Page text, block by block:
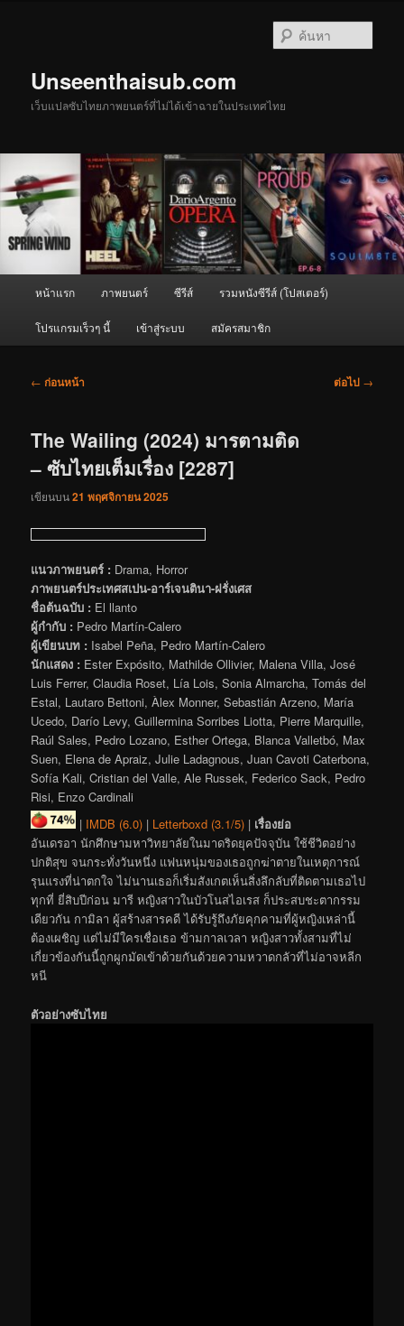
Unseenthaisub.com
เว็บแปลซับไทยภาพยนตร์ที่ไม่ได้เข้าฉายในประเทศไทย
หน้าแรก ภาพยนตร์ ซีรีส์ รวมหนังซีรีส์ (โปสเตอร์)
โปรแกรมเร็วๆ นี้ เข้าสู่ระบบ สมัครสมาชิก
เมนู
← ก่อนหน้า ต่อไป →
The Wailing (2024) มารตามติด
– ซับไทยเต็มเรื่อง [2287]
เขียนบน21 พฤศจิกายน 2025
แนวภาพยนตร์ : Drama, Horror
ภาพยนตร์ประเทศสเปน-อาร์เจนตินา-ฝรั่งเศส
ชื่อต้นฉบับ : El llanto
ผู้กำกับ : Pedro Martín-Calero
ผู้เขียนบท : Isabel Peña, Pedro Martín-Calero
นักแสดง : Ester Expósito, Mathilde Ollivier, Malena Villa, José
Luis Ferrer, Claudia Roset, Lía Lois, Sonia Almarcha, Tomás del
Estal, Lautaro Bettoni, Àlex Monner, Sebastián Arzeno, María
Ucedo, Darío Levy, Guillermina Sorribes Liotta, Pierre Marquille,
Raúl Sales, Pedro Lozano, Esther Ortega, Blanca Valletbó, Max
Suen, Elena de Apraiz, Julie Ladagnous, Juan Cavoti Caterbona,
Sofía Kali, Cristian del Valle, Ale Russek, Federico Sack, Pedro
Risi, Enzo Cardinali
| IMDB (6.0) | Letterboxd (3.1/5) | เรื่องย่อ
อันเดรอา นักศึกษามหาวิทยาลัยในมาดริดยุคปัจจุบัน ใช้ชีวิตอย่าง
ปกติสุข จนกระทั่งวันหนึ่ง แฟนหนุ่มของเธอถูกฆ่าตายในเหตุการณ์
รุนแรงที่น่าตกใจ ไม่นานเธอก็เริ่มสังเกตเห็นสิ่งลึกลับที่ติดตามเธอไป
ทุกที่ ยี่สิบปีก่อน มารี หญิงสาวในบัวโนสไอเรส ก็ประสบชะตากรรม
เดียวกัน กามิลา ผู้สร้างสารคดี ได้รับรู้ถึงภัยคุกคามที่ผู้หญิงเหล่านี้
ต้องเผชิญ แต่ไม่มีใครเชื่อเธอ ข้ามกาลเวลา หญิงสาวทั้งสามที่ไม่
เกี่ยวข้องกันนี้ถูกผูกมัดเข้าด้วยกันด้วยความหวาดกลัวที่ไม่อาจหลีก
หนี
ตัวอย่างซับไทย